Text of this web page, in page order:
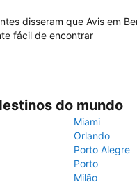
disseram que Avis em
fácil de encontrar
do mundo
Miami
Orlando
Porto Alegre
Porto
Milão